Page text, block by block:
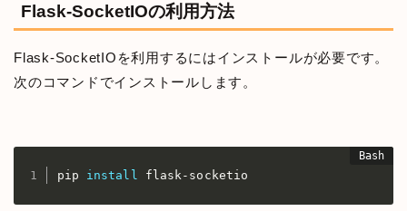
Flask-SocketIOの利用方法
Flask-SocketIOを利用するにはインストールが必要です。
次のコマンドでインストールします。
pip install flask-socketio